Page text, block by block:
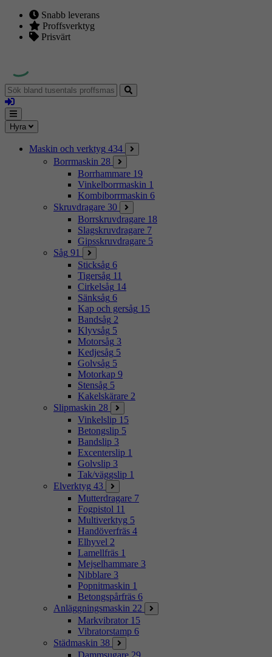
Snabb leverans
Proffsverktyg
Prisvärt
Sök
bland
tusentals
proffsmaskiner
Logga
in
Mina
sidor
Meny
Hyra
Maskin och verktyg 434
Borrmaskin 28
Borrhammare 19
Vinkelborrmaskin 1
Kombiborrmaskin 6
Skruvdragare 30
Borrskruvdragare 18
Slagskruvdragare 7
Gipsskruvdragare 5
Såg 91
Sticksåg 6
Tigersåg 11
Cirkelsåg 14
Sänksåg 6
Kap och gersåg 15
Bandsåg 2
Klyvsåg 5
Motorsåg 3
Kedjesåg 5
Golvsåg 5
Motorkap 9
Stensåg 5
Kakelskärare 2
Slipmaskin 28
Vinkelslip 15
Betongslip 5
Bandslip 3
Excenterslip 1
Golvslip 3
Tak/väggslip 1
Elverktyg 43
Mutterdragare 7
Fogpistol 11
Multiverktyg 5
Handöverfräs 4
Elhyvel 2
Lamellfräs 1
Mejselhammare 3
Nibblare 3
Popnitmaskin 1
Betongspårfräs 6
Anläggningsmaskin 22
Markvibrator 15
Vibratorstamp 6
Städmaskin 38
Dammsugare 29